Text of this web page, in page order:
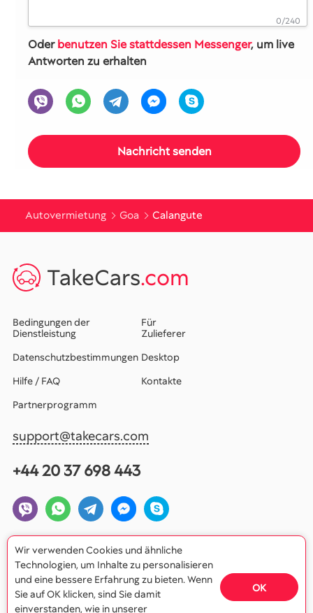
Oderbenutzen Sie stattdessen Messenger, um live
Antworten zu erhalten
0/240
Autovermietung Goa Calangute
TakeCars.com
Bedingungen der
Dienstleistung
Datenschutzbestimmungen
Hilfe / FAQ
Partnerprogramm
Für
Zulieferer
Desktop
Kontakte
support@takecars.com
+44 20 37 698 443
Wir verwenden Cookies und ähnliche
Technologien, um Inhalte zu personalisieren
und eine bessere Erfahrung zu bieten. Wenn
Sie auf OK klicken, sind Sie damit
einverstanden, wie in unserer
OK